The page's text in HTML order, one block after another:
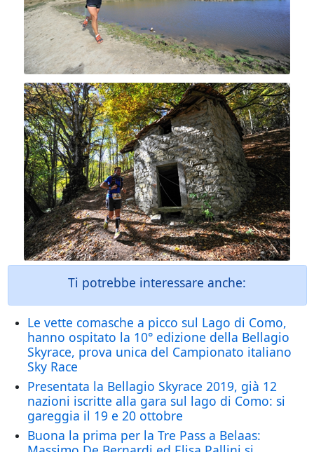
Ti potrebbe interessare anche:
Le vette comasche a picco sul Lago di Como,
hanno ospitato la 10° edizione della Bellagio
Skyrace, prova unica del Campionato italiano
Sky Race
Presentata la Bellagio Skyrace 2019, già 12
nazioni iscritte alla gara sul lago di Como: si
gareggia il 19 e 20 ottobre
Buona la prima per la Tre Pass a Belaas: